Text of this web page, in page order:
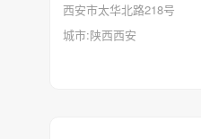
西安市太华北路218号
城市:陕西西安